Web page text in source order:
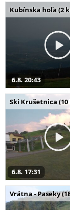
Kubínska hoľa (2
6.8. 20:43
Ski Krušetnica (10
6.8. 17:31
Vrátna - Paseky